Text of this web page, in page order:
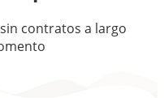
contratos a largo